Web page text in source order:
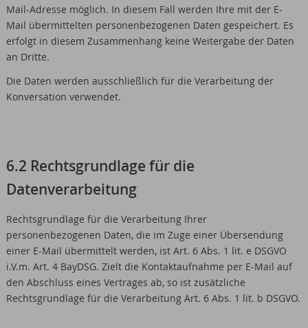
Mail-Adresse möglich. In diesem Fall werden Ihre mit der E-
Mail übermittelten personenbezogenen Daten gespeichert. Es
erfolgt in diesem Zusammenhang keine Weitergabe der Daten
an Dritte.
Die Daten werden ausschließlich für die Verarbeitung der
Konversation verwendet.
6.2 Rechtsgrundlage für die
Datenverarbeitung
Rechtsgrundlage für die Verarbeitung Ihrer
personenbezogenen Daten, die im Zuge einer Übersendung
einer E-Mail übermittelt werden, ist Art. 6 Abs. 1 lit. e DSGVO
i.V.m. Art. 4 BayDSG. Zielt die Kontaktaufnahme per E-Mail auf
den Abschluss eines Vertrages ab, so ist zusätzliche
Rechtsgrundlage für die Verarbeitung Art. 6 Abs. 1 lit. b DSGVO.